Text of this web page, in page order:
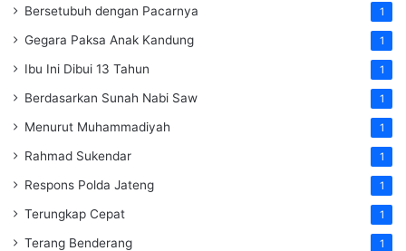
Bersetubuh dengan Pacarnya 1
Gegara Paksa Anak Kandung 1
Ibu Ini Dibui 13 Tahun 1
Berdasarkan Sunah Nabi Saw 1
Menurut Muhammadiyah 1
Rahmad Sukendar 1
Respons Polda Jateng 1
Terungkap Cepat 1
Terang Benderang 1